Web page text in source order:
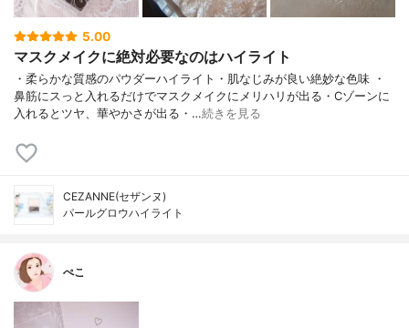
5.00
マスクメイクに絶対必要なのはハイライト
・柔らかな質感のパウダーハイライト・肌なじみが良い絶妙な色味 ・
鼻筋にスっと入れるだけでマスクメイクにメリハリが出る・Cゾーンに
入れるとツヤ、華やかさが出る・…続きを見る
CEZANNE(セザンヌ)
パールグロウハイライト
ぺこ